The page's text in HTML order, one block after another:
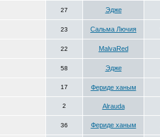
27 Эдже
23 Сальма Лючия
22 MalvaRed
58 Эдже
17 Фериде ханым
2 Alrauda
36 Фериде ханым